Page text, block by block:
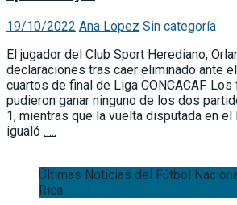
19/10/2022 Ana Lopez Sin categoría
El jugador del Club Sport Herediano,
declaraciones tras caer eliminado ante
cuartos de final de Liga CONCACAF.
pudieron ganar ninguno de los dos
1, mientras que la vuelta disputada en el
igualó …..
Últimas Noticias del Fútbol
Rica